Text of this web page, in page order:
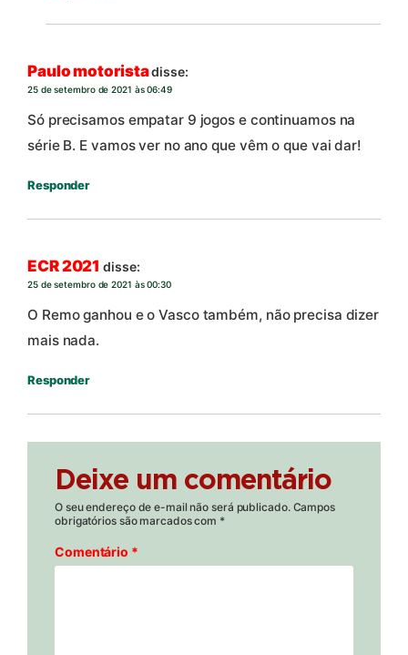
Paulo motoristadisse:
25 de setembro de 2021 às 06:49
Só precisamos empatar 9 jogos e continuamos na
série B. E vamos ver no ano que vêm o que vai dar!
Responder
ECR 2021 disse:
25 de setembro de 2021 às 00:30
O Remo ganhou e o Vasco também, não precisa dizer
mais nada.
Responder
Deixe um comentário
O seu endereço de e-mail não será publicado. Campos
obrigatórios são marcados com *
Comentário *